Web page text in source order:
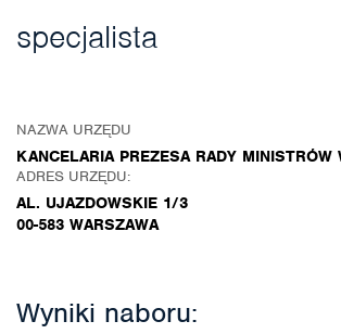
specjalista
NAZWA URZĘDU
KANCELARIA PREZESA RADY MINISTRÓW
ADRES URZĘDU:
AL. UJAZDOWSKIE 1/3
00-583 WARSZAWA
Wyniki naboru: